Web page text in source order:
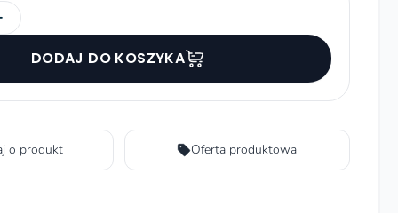
DODAJ DO KOSZYKA
o produkt Oferta produktowa